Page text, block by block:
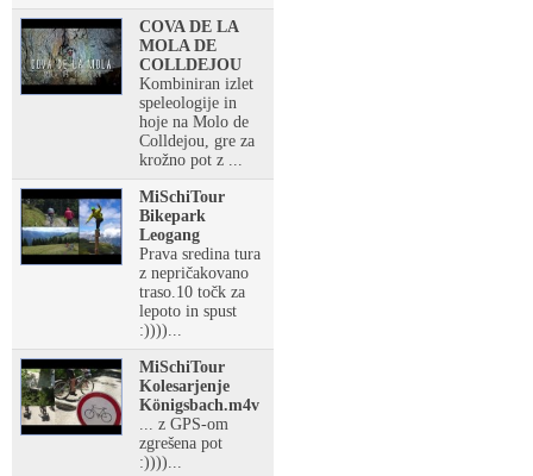
COVA DE LA
MOLA DE
COLLDEJOU
Kombiniran izlet
speleologije in
hoje na Molo de
Colldejou, gre za
krožno pot z ...
MiSchiTour
Bikepark
Leogang
Prava sredina tura
z nepričakovano
traso.10 točk za
lepoto in spust
:))))...
MiSchiTour
Kolesarjenje
Königsbach.m4v
... z GPS-om
zgrešena pot
:))))...